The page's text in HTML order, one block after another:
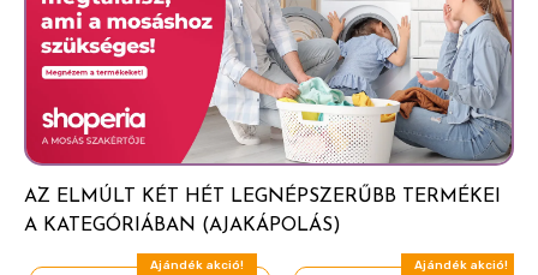
Hydrogenated Rapeseed Oil
Butyrospermum Parkii Butter (Shea Butter)
Butyl Methoxydibenzoylmethane
Ethylhexyl Triazone
Polyglyceryl-4 Diisostearate/Polyhydroxystearate/
Sebacate
Panthenol (Provitamin B5)
AZ ELMÚLT KÉT HÉT LEGNÉPSZERŰBB TERMÉKEI
A KATEGÓRIÁBAN (AJAKÁPOLÁS)
Ajándék akció! Ajándék akció!